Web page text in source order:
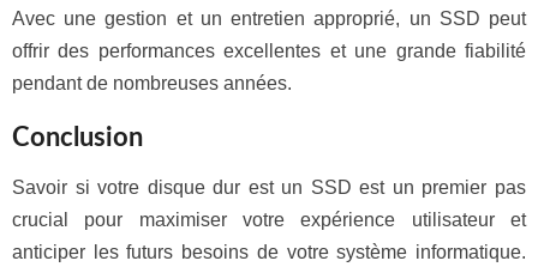
Avec une gestion et un entretien approprié, un SSD peut
offrir des performances excellentes et une grande fiabilité
pendant de nombreuses années.
Conclusion
Savoir si votre disque dur est un SSD est un premier pas
crucial pour maximiser votre expérience utilisateur et
anticiper les futurs besoins de votre système informatique.